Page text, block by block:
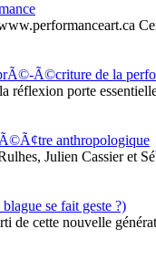
Ã©criture de la
réflexion porte
anthropologique
Julien Cassier et
se fait geste ?)
de cette nouvelle